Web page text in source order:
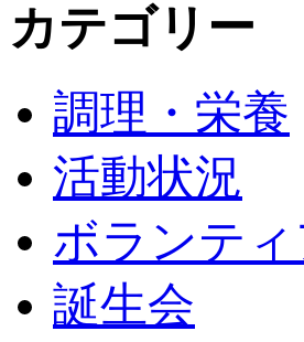
カテゴリー
調理・栄養
活動状況
ボランティ
誕生会